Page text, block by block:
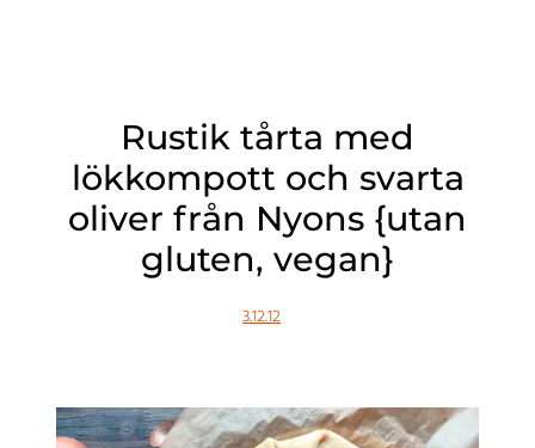
Rustik tårta med
lökkompott och svarta
oliver från Nyons {utan
gluten, vegan}
3.12.12